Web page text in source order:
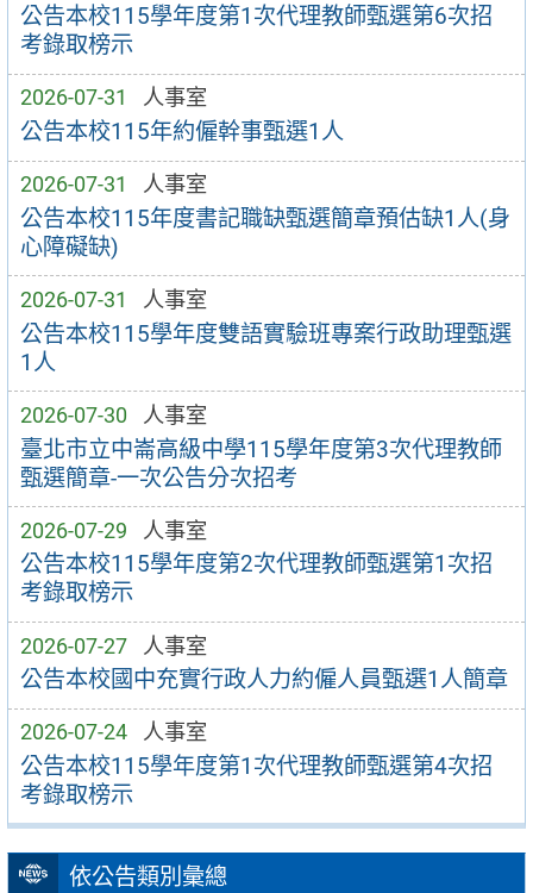
公告本校115學年度第1次代理教師甄選第6次招
考錄取榜示
2026-07-31 人事室
公告本校115年約僱幹事甄選1人
2026-07-31 人事室
公告本校115年度書記職缺甄選簡章預估缺1人(身
心障礙缺)
2026-07-31 人事室
公告本校115學年度雙語實驗班專案行政助理甄選
1人
2026-07-30 人事室
臺北市立中崙高級中學115學年度第3次代理教師
甄選簡章-一次公告分次招考
2026-07-29 人事室
公告本校115學年度第2次代理教師甄選第1次招
考錄取榜示
2026-07-27 人事室
公告本校國中充實行政人力約僱人員甄選1人簡章
2026-07-24 人事室
公告本校115學年度第1次代理教師甄選第4次招
考錄取榜示
依公告類別彙總